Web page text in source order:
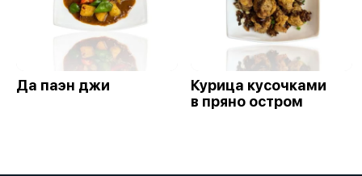
Да паэн джи
Курица кусочками
в пряно остром